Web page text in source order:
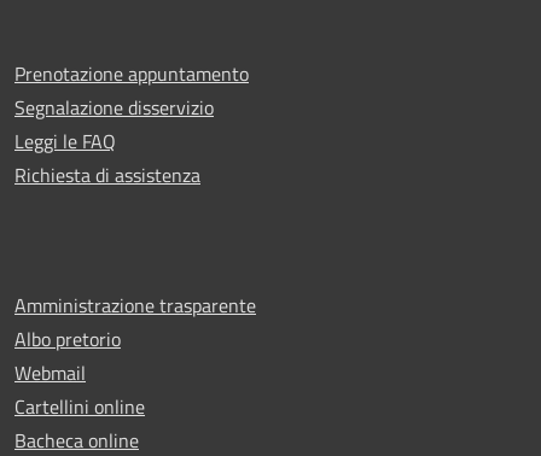
Prenotazione appuntamento
Segnalazione disservizio
Leggi le FAQ
Richiesta di assistenza
Amministrazione trasparente
Albo pretorio
Webmail
Cartellini online
Bacheca online